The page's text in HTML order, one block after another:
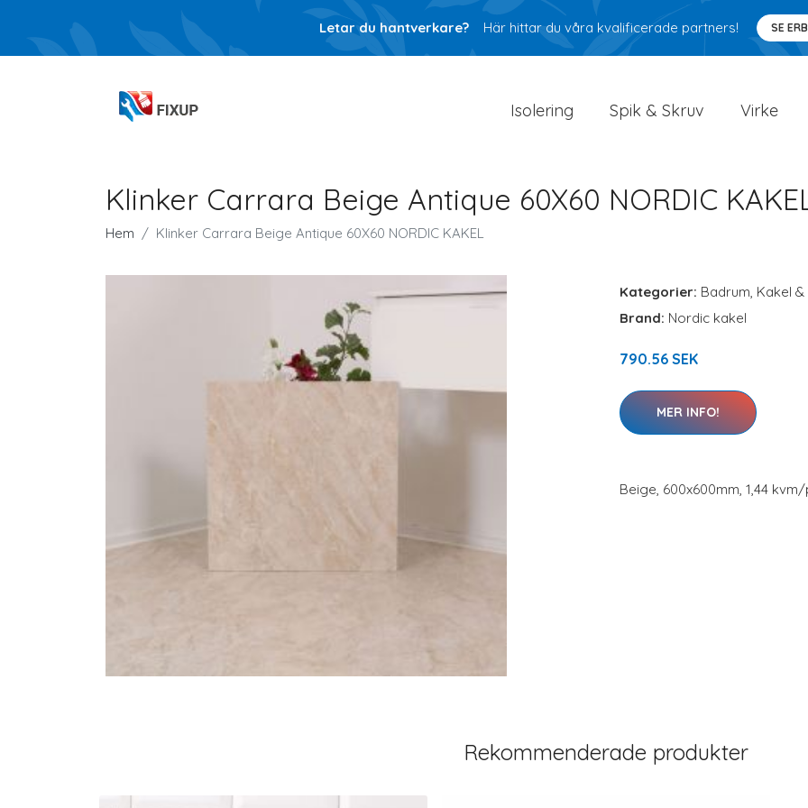
Letar du hantverkare? Här hittar du våra kvalificerade partners! SE
Isolering Spik & Skruv Virke
Klinker Carrara Beige Antique 60X60 NORDIC
Hem Klinker Carrara Beige Antique 60X60 NORDIC KAKEL
Kategorier: Badrum, Kakel
Brand: Nordic kakel
790.56 SEK
MER INFO!
Beige, 600x600mm, 1,44
Rekommenderade produkter